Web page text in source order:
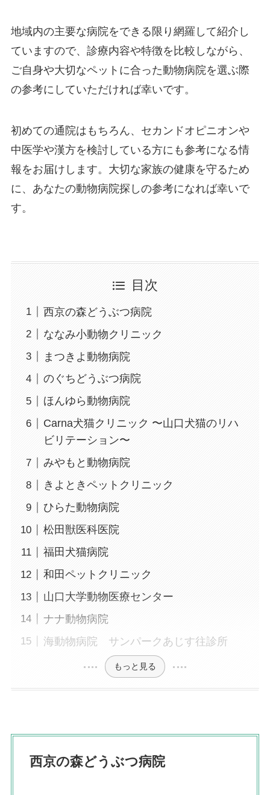
地域内の主要な病院をできる限り網羅して紹介し
ていますので、診療内容や特徴を比較しながら、
ご自身や大切なペットに合った動物病院を選ぶ際
の参考にしていただければ幸いです。
初めての通院はもちろん、セカンドオピニオンや
中医学や漢方を検討している方にも参考になる情
報をお届けします。大切な家族の健康を守るため
に、あなたの動物病院探しの参考になれば幸いで
す。
目次
西京の森どうぶつ病院
ななみ小動物クリニック
まつきよ動物病院
のぐちどうぶつ病院
ほんゆら動物病院
Carna犬猫クリニック 〜山口犬猫のリハ
ビリテーション〜
みやもと動物病院
きよときペットクリニック
ひらた動物病院
松田獣医科医院
福田犬猫病院
和田ペットクリニック
山口大学動物医療センター
ナナ動物病院
海動物病院 サンパークあじす往診所
もっと見る
西京の森どうぶつ病院